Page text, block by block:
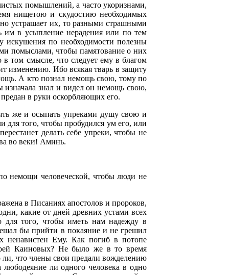
помышлений, а часто укоризнами,
нищетою и скудостию необходимых
устрашает их, то разными страшными
в усыпление нерадения или по тем
искушения по необходимости полезны
помыслами, чтобы памятование о них
том смысле, что следует ему в благом
изменению. Ибо всякая тварь в защиту
А кто познал немощь свою, тому по
изначала знал и видел он немощь свою,
в руки оскорбляющих его.
же и осыпать упреками душу свою и
для того, чтобы пробудился ум его, или
делать себе упреки, чтобы не
во веки! Аминь.
немощи человеческой, чтобы люди не
в Писаниях апостолов и пророков,
какие от дней древних устами всех
для того, чтобы иметь нам надежду в
бы прийти в покаяние и не грешил
ненавистен Ему. Как погиб в потопе
Каиновых? Не было же в то время
что члены свои предали вожделению
ли одного человека в одно